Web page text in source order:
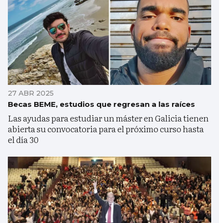
27 ABR 2025
Becas BEME, estudios que regresan a las raíces
Las ayudas para estudiar un máster en Galicia tienen
abierta su convocatoria para el próximo curso hasta
el día 30